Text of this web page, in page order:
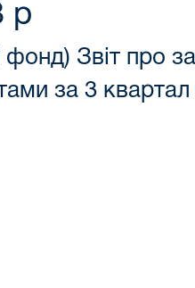
р
Звіт про
за 3 квартал